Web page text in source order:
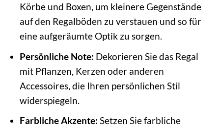
Körbe und Boxen, um kleinere Gegenstände
auf den Regalböden zu verstauen und so für
eine aufgeräumte Optik zu sorgen.
Persönliche Note: Dekorieren Sie das Regal
mit Pflanzen, Kerzen oder anderen
Accessoires, die Ihren persönlichen Stil
widerspiegeln.
Farbliche Akzente: Setzen Sie farbliche